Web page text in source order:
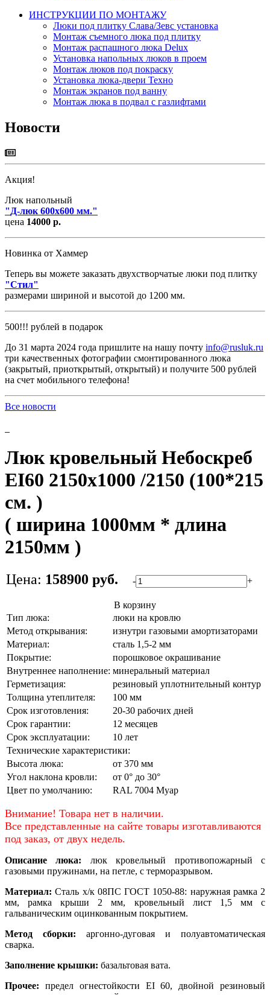
ИНСТРУКЦИИ ПО МОНТАЖУ
Люки под плитку Слава/Зевс установка
Монтаж съемного люка под плитку
Монтаж распашного люка Delux
Установка напольных люков в проем
Монтаж люков под покраску
Установка люка-двери Техно
Монтаж экранов под ванну
Монтаж люка в подвал с газлифтами
Новости
Акция!
Люк напольный
" Д-люк 600х600 мм."
цена 14000 р.
Новинка от Хаммер
Теперь вы можете заказать двухстворчатые люки под плитку
"Стил"
размерами шириной и высотой до 1200 мм.
500!!! рублей в подарок
До 31 марта 2024 года пришлите на нашу почту info@rusluk.ru
три качественных фотографии смонтированного люка
(закрытый, приоткрытый, открытый) и получите 500 рублей
на счет мобильного телефона!
Все новости
Люк кровельный Небоскреб
EI60 2150x1000 /2150 (100*215
см. )
( ширина 1000мм * длина
2150мм )
Цена: 158900 руб. - +
В корзину
Тип люка:
люки на кровлю
Метод открывания:
изнутри газовыми амортизаторами
Материал:
сталь 1,5-2 мм
Покрытие:
порошковое окрашивание
Внутреннее наполнение: минеральный материал
Герметизация:
резиновый уплотнительный контур
Толщина утеплителя:
100 мм
Срок изготовления:
20-30 рабочих дней
Срок гарантии:
12 месяцев
Срок эксплуатации:
10 лет
Технические характеристики:
Высота люка:
от 370 мм
Угол наклона кровли:
от 0° до 30°
Цвет по умолчанию:
RAL 7004 Муар
Внимание! Товара нет в наличии.
Все представленные на сайте товары изготавливаются
под заказ, от двух недель.
Описание люка: люк кровельный противопожарный с
газовыми пружинами, на петле, с терморазрывом.
Материал: Сталь х/к 08ПС ГОСТ 1050-88: наружная рамка 2
мм, рамка крыши 2 мм, кровельный лист 1,5 мм с
гальваническим оцинкованным покрытием.
Метод сборки: аргонно-дуговая и полуавтоматическая
сварка.
Заполнение крышки: базальтовая вата.
Прочее: предел огнестойкости EI 60, двойной резиновый